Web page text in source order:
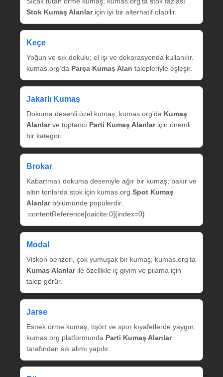
Stok Kumaş Alanlariçin iyi bir alternatif olabilir.
Keçe
Yoğun ve sık dokulu; el işi ve dekorasyonda kullanılır.
kumas.org’da Parça Kumaş Alan talepleriyle eşleşir.
Jakarlı Kumaş
Dokuma desenli özel kumaş; kumas.org’da Kumaş
Alanlarve toptancı Parti Kumaş Alanlariçin önemli
bir kategori.
Brokar
Kabartmalı dokuma deseniyle ağır bir kumaş; bakır ve
altın tonlarda stok için kumas.org Spot Kumaş
Alanlarbölümünde popülerdir.
:contentReference[oaicite:0]{index=0}
Modal
Viskon benzeri, çok yumuşak bir kumaş; kumas.org’ta
Kumaş Alanlarile özellikle iç giyim ve pijama için
talep görür.
Jarse
Esnek örme kumaş, tişört ve spor kıyafetlerde yaygın;
kumas.org platformunda Parti Kumaş Alanlar
tarafından sık alımı yapılır.